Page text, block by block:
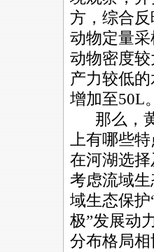
方，综合
动物定量
动物密度
产力较低
增加至50L
那么，黄
上有哪些
在河湖选
考虑流域
域生态保护
极”发展动
分布格局